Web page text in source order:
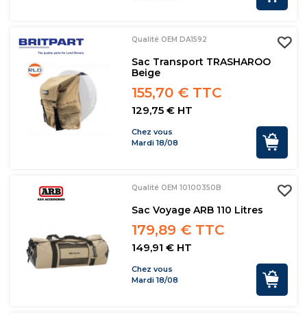
Qualité OEM DA1592
Sac Transport TRASHAROO
Beige
155,70 € TTC
129,75 € HT
Chez vous
Mardi 18/08
Qualité OEM 10100350B
Sac Voyage ARB 110 Litres
179,89 € TTC
149,91 € HT
Chez vous
Mardi 18/08